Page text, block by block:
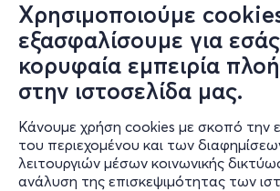
Χρησιμοποιούμε
εξασφαλίσουμε για
κορυφαία εμπειρία
στην ιστοσελίδα μας.
Κάνουμε χρήση cookies με σκοπό την
του περιεχομένου και των
λειτουργιών μέσων κοινωνικής
ανάλυση της επισκεψιμότητας των
Πληροφορίες
Υποστήριξη
Stay Connected